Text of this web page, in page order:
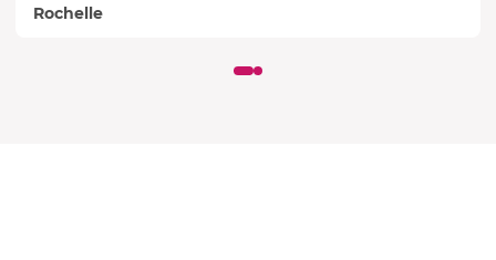
Rochelle